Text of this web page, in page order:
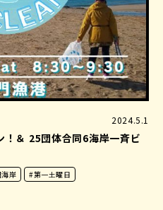
2024.5.1
＆ 25団体合同6海岸一斉ビ
岸 #第一土曜日